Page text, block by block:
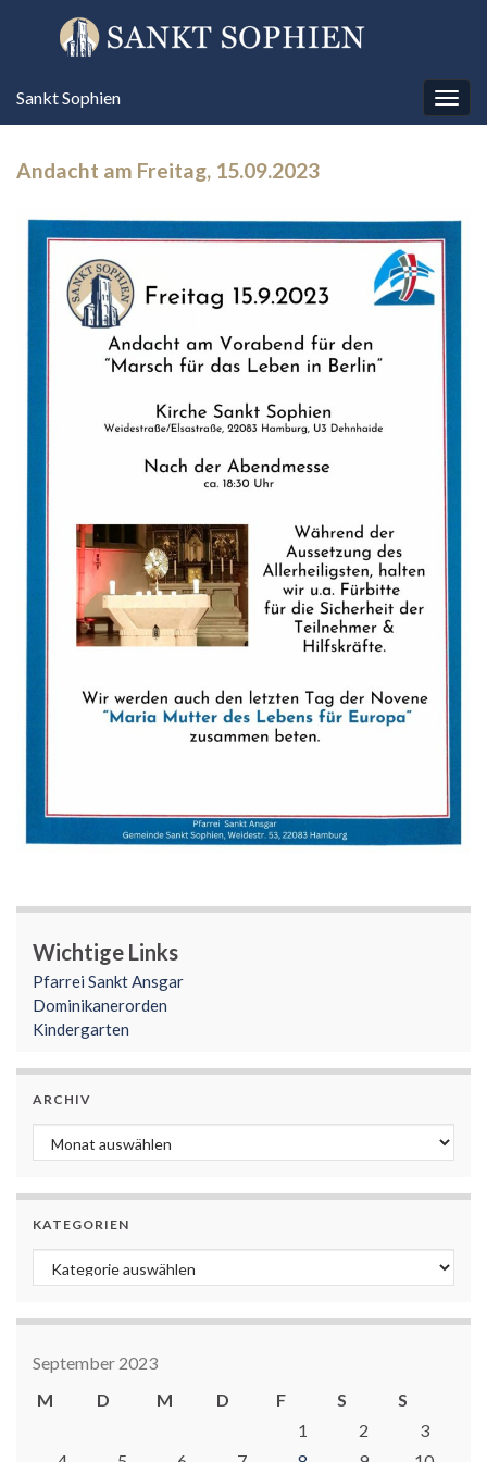
Sankt Sophien
Andacht am Freitag, 15.09.2023
Wichtige Links
Pfarrei Sankt Ansgar
Dominikanerorden
Kindergarten
ARCHIV
Archiv
KATEGORIEN
Kategorien
September 2023
M
D M D F S
S
1
2
3